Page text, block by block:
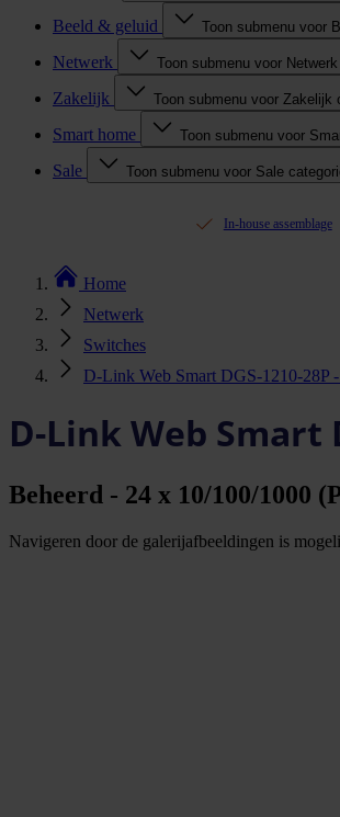
Beeld & geluid Toon submenu voor
Netwerk Toon submenu voor
Zakelijk Toon submenu voor Zakelijk
Smart home Toon submenu voor
Sale Toon submenu voor Sale
In-house assemblage
Home
Netwerk
Switches
D-Link Web Smart DGS-1210-28P
D-Link Web Smart
Beheerd - 24 x 10/100/1000
Navigeren door de galerijafbeeldingen is